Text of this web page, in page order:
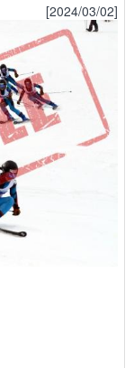
[2024/03/02]